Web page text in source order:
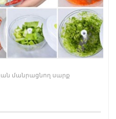
մանրացնող սարք